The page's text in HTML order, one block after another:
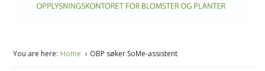
You are here: Home OBP søker SoMe-assistent